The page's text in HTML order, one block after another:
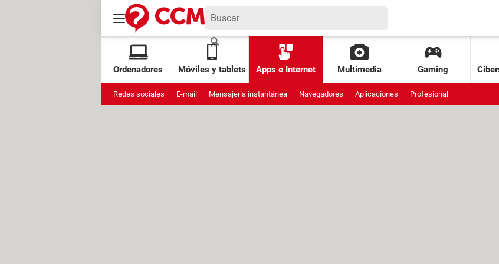
Ordenadores Móviles y tablets Apps e Internet Multimedia Gaming
Redes sociales E-mail Mensajería instantánea Navegadores Aplicaciones Profesional